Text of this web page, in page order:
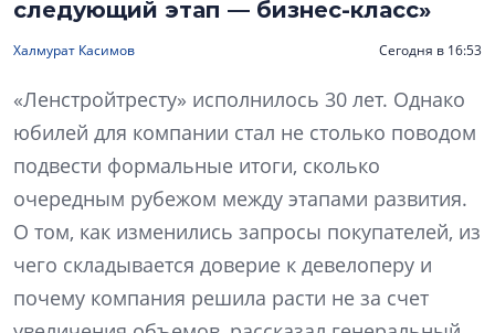
следующий этап — бизнес-класс»
Халмурат Касимов Сегодня в 16:53
«Ленстройтресту» исполнилось 30 лет. Однако
юбилей для компании стал не столько поводом
подвести формальные итоги, сколько
очередным рубежом между этапами развития.
О том, как изменились запросы покупателей, из
чего складывается доверие к девелоперу и
почему компания решила расти не за счет